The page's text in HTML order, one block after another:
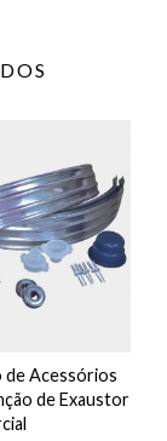
Acessórios
de Exaustor